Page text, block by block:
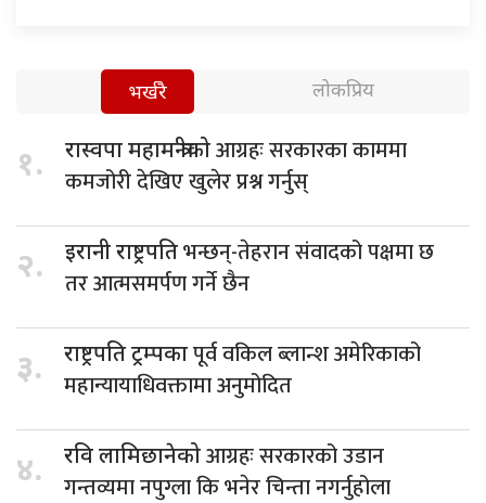
भर्खरै लोकप्रिय
१. रास्वपा महामन्त्रीकोआग्रहः सरकारका काममा
कमजोरी देखिए खुलेर प्रश्न गर्नुस्
२. इरानी राष्ट्रपतिभन्छन्-तेहरान संवादको पक्षमा छ
तर आत्मसमर्पण गर्ने छैन
३. राष्ट्रपति ट्रम्पकापूर्व वकिल ब्लान्श अमेरिकाको
महान्यायाधिवक्तामा अनुमोदित
४. रवि लामिछानेकोआग्रहः सरकारको उडान
गन्तव्यमा नपुग्ला कि भनेर चिन्ता नगर्नुहोला